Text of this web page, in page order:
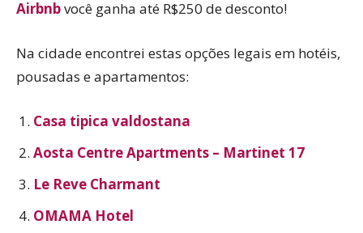
Airbnbvocê ganha até R$250 de desconto!
Na cidade encontrei estas opções legais em hotéis,
pousadas e apartamentos:
Casa tipica valdostana
Aosta Centre Apartments – Martinet 17
Le Reve Charmant
OMAMA Hotel